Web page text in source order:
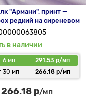
"Армани", принт —
редкий на сиреневом
в наличии
6 мп
291.53 р/мп
30 мп
266.18 р/мп
266.18 р/мп